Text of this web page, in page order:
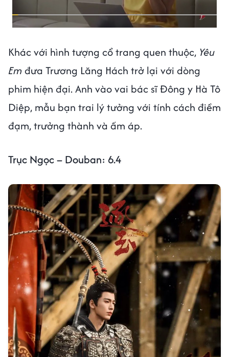
Khác với hình tượng cổ trang quen thuộc, Yêu
Em đưa Trương Lăng Hách trở lại với dòng
phim hiện đại. Anh vào vai bác sĩ Đông y Hà Tô
Diệp, mẫu bạn trai lý tưởng với tính cách điềm
đạm, trưởng thành và ấm áp.
Trục Ngọc – Douban: 6.4